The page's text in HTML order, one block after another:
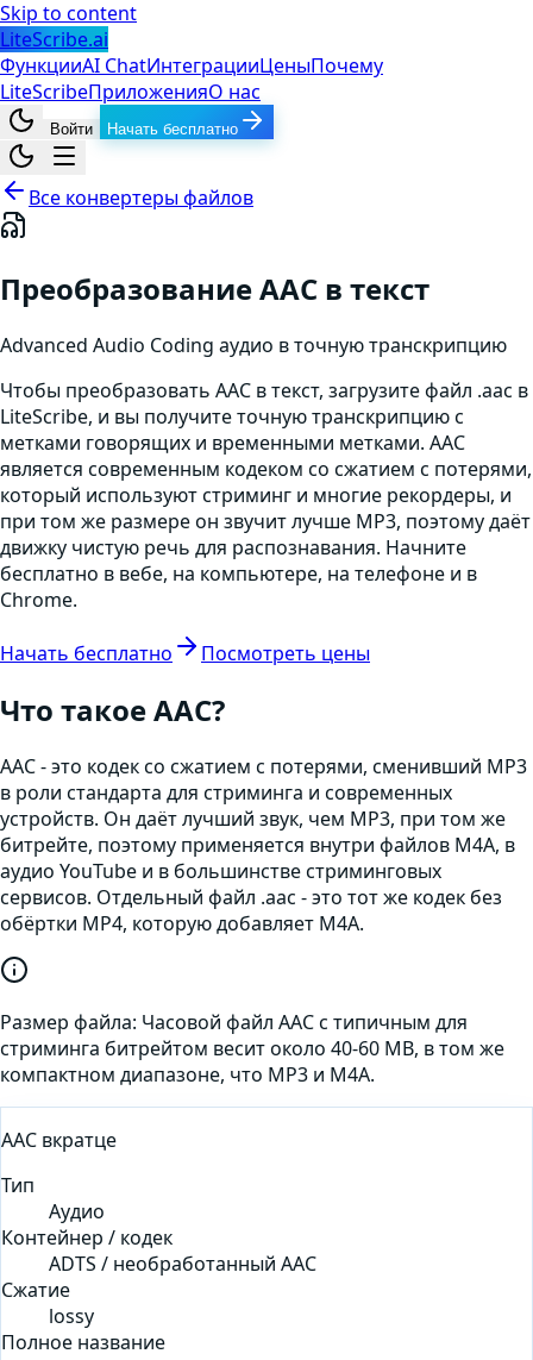
Skip to content
LiteScribe.ai
ФункцииAI ChatИнтеграцииЦеныПочему
LiteScribeПриложенияО нас
Войти Начать бесплатно
Все конвертеры файлов
Преобразование AAC в текст
Advanced Audio Coding аудио в точную транскрипцию
Чтобы преобразовать AAC в текст, загрузите файл .aac в
LiteScribe, и вы получите точную транскрипцию с
метками говорящих и временными метками. AAC
является современным кодеком со сжатием с потерями,
который используют стриминг и многие рекордеры, и
при том же размере он звучит лучше MP3, поэтому даёт
движку чистую речь для распознавания. Начните
бесплатно в вебе, на компьютере, на телефоне и в
Chrome.
Начать бесплатно Посмотреть цены
Что такоеAAC?
AAC - это кодек со сжатием с потерями, сменивший MP3
в роли стандарта для стриминга и современных
устройств. Он даёт лучший звук, чем MP3, при том же
битрейте, поэтому применяется внутри файлов M4A, в
аудио YouTube и в большинстве стриминговых
сервисов. Отдельный файл .aac - это тот же кодек без
обёртки MP4, которую добавляет M4A.
Размер файла: Часовой файл AAC с типичным для
стриминга битрейтом весит около 40-60 MB, в том же
компактном диапазоне, что MP3 и M4A.
AAC вкратце
Тип
Аудио
Контейнер / кодек
ADTS / необработанный AAC
Сжатие
lossy
Полное название